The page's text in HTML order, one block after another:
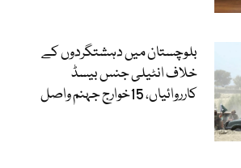
بلوچستان میں دہشتگردوں کے
خلاف انٹیلی جنس بیسڈ
کارروائیاں، 15خوارج جہنم واصل